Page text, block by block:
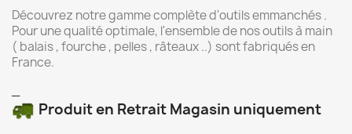
Découvrez notre gamme complète d'outils emmanchés .
Pour une qualité optimale, l'ensemble de nos outils à main
( balais , fourche , pelles , râteaux ..) sont fabriqués en
France.
Produit en Retrait Magasin uniquement